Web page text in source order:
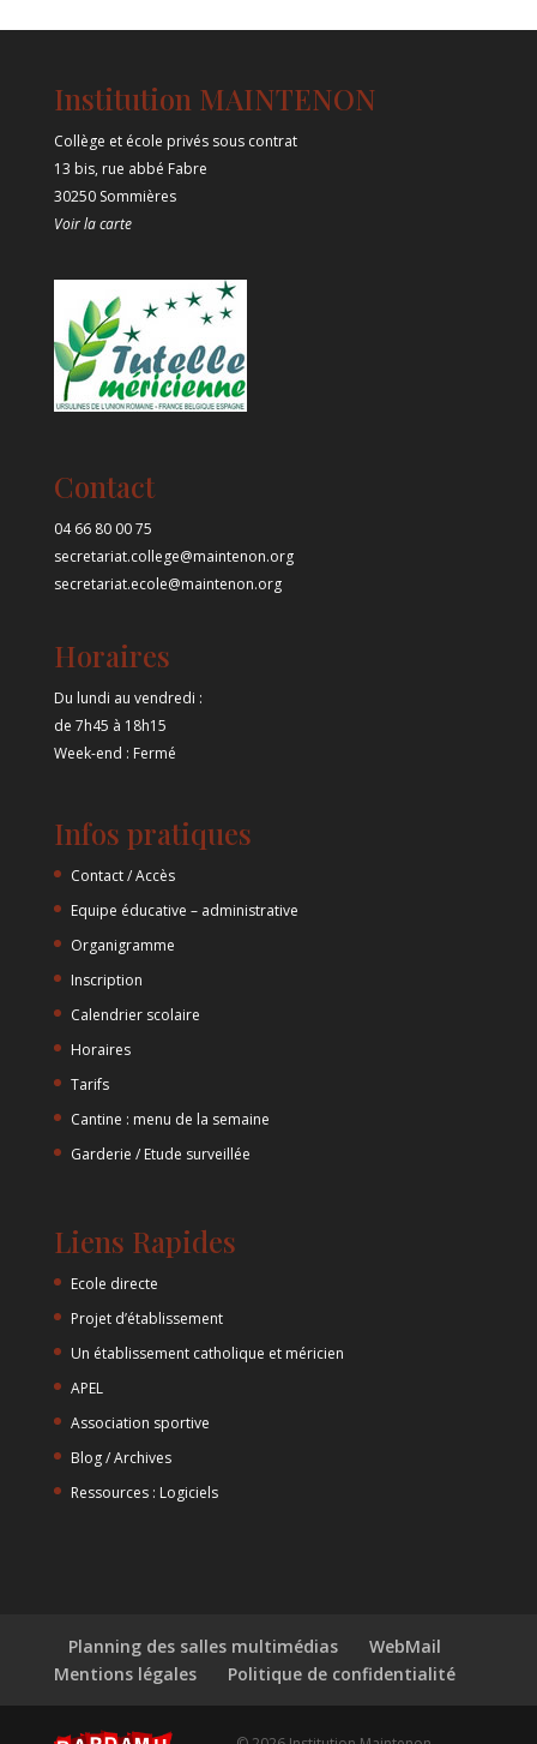
Institution MAINTENON
Collège et école privés sous contrat
13 bis, rue abbé Fabre
30250 Sommières
Voir la carte
Contact
04 66 80 00 75
secretariat.college@maintenon.org
secretariat.ecole@maintenon.org
Horaires
Du lundi au vendredi :
de 7h45 à 18h15
Week-end : Fermé
Infos pratiques
Contact / Accès
Equipe éducative – administrative
Organigramme
Inscription
Calendrier scolaire
Horaires
Tarifs
Cantine : menu de la semaine
Garderie / Etude surveillée
Liens Rapides
Ecole directe
Projet d’établissement
Un établissement catholique et méricien
APEL
Association sportive
Blog / Archives
Ressources : Logiciels
Planning des salles multimédias
WebMail
Mentions légales
Politique de confidentialité